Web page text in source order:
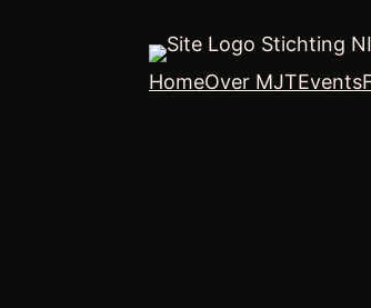
Stichting
HomeOver MJTEvents